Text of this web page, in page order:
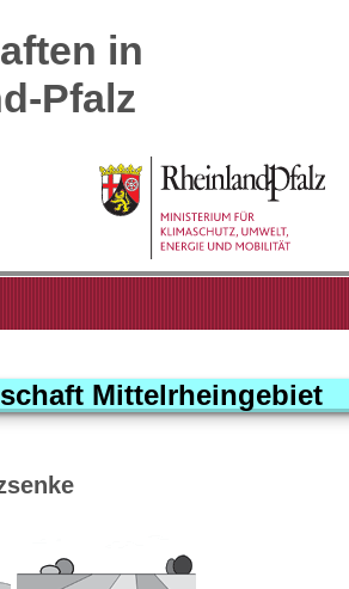
in
Pfalz
Mittelrheingebiet